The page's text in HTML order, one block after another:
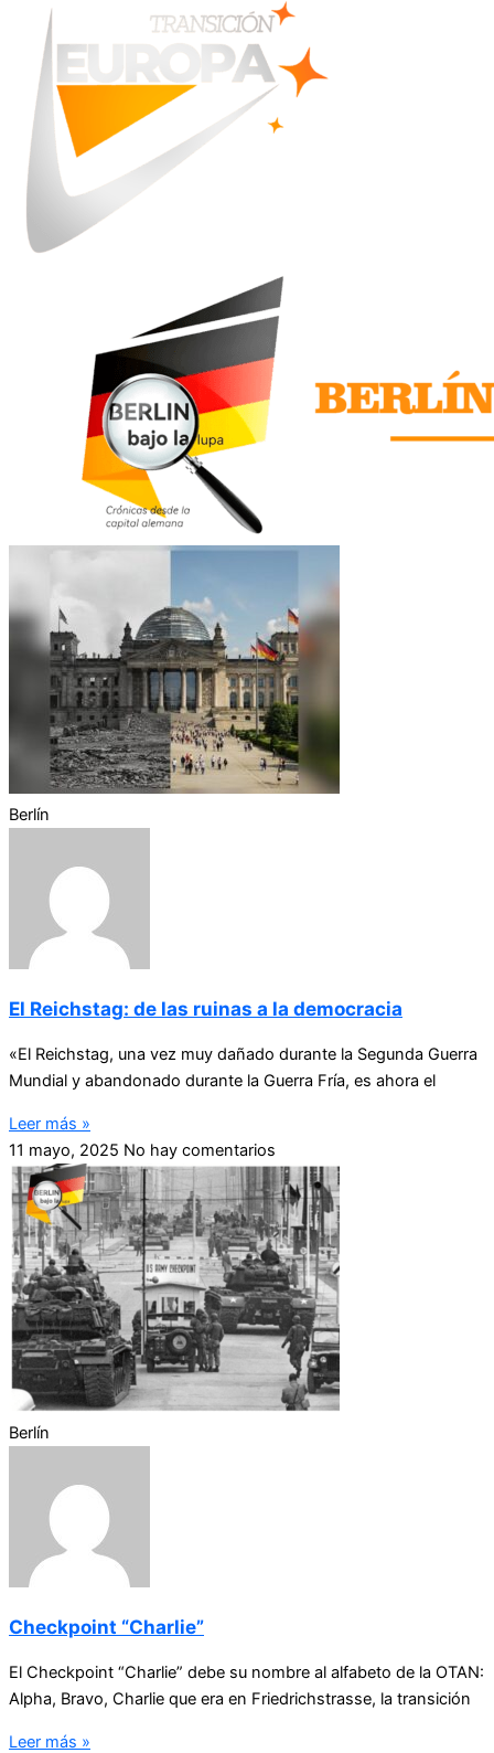
Berlín
El Reichstag: de las ruinas a la democracia
«El Reichstag, una vez muy dañado durante la Segunda Guerra
Mundial y abandonado durante la Guerra Fría, es ahora el
Leer más »
11 mayo, 2025 No hay comentarios
Berlín
Checkpoint “Charlie”
El Checkpoint “Charlie” debe su nombre al alfabeto de la OTAN:
Alpha, Bravo, Charlie que era en Friedrichstrasse, la transición
Leer más »